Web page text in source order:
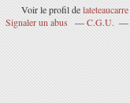
Voir le profil delateteaucarre
Signaler un abus
C.G.U.